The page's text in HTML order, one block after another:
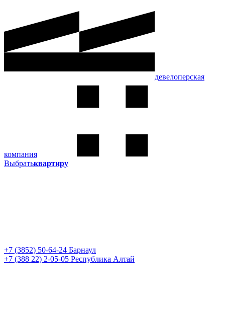
девелоперская
компания
Выбратьквартиру
+7 (3852) 50-64-24 Барнаул
+7 (388 22) 2-05-05 Республика Алтай